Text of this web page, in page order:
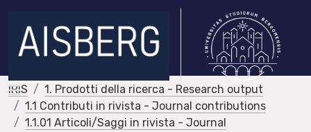
IRIS
1. Prodotti della ricerca - Research output
1.1 Contributi in rivista - Journal contributions
1.1.01 Articoli/Saggi in rivista - Journal